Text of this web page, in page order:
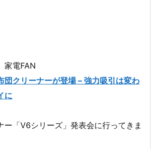
電FAN
団クリーナーが登場 – 強力吸引は変わ
に
ー「V6シリーズ」発表会に行ってきま